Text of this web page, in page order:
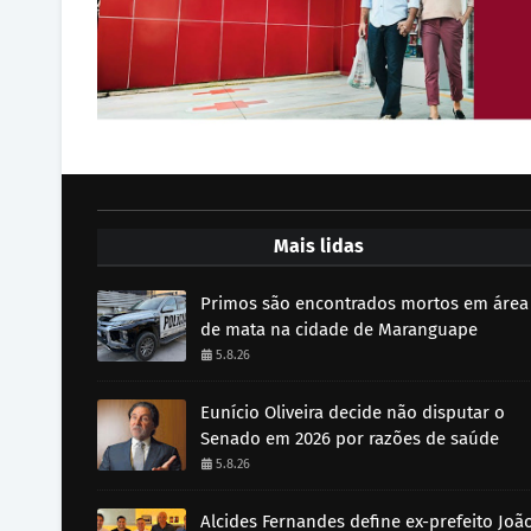
Mais lidas
Primos são encontrados mortos em área
de mata na cidade de Maranguape
5.8.26
Eunício Oliveira decide não disputar o
Senado em 2026 por razões de saúde
5.8.26
Alcides Fernandes define ex-prefeito